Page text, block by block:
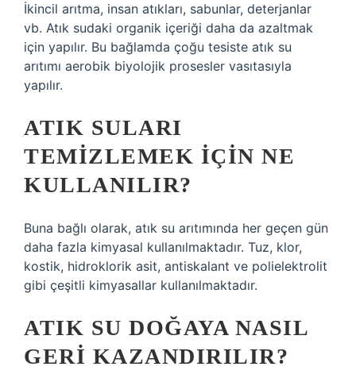
İkincil arıtma, insan atıkları, sabunlar, deterjanlar
vb. Atık sudaki organik içeriği daha da azaltmak
için yapılır. Bu bağlamda çoğu tesiste atık su
arıtımı aerobik biyolojik prosesler vasıtasıyla
yapılır.
ATIK SULARI
TEMIZLEMEK IÇIN NE
KULLANILIR?
Buna bağlı olarak, atık su arıtımında her geçen gün
daha fazla kimyasal kullanılmaktadır. Tuz, klor,
kostik, hidroklorik asit, antiskalant ve polielektrolit
gibi çeşitli kimyasallar kullanılmaktadır.
ATIK SU DOĞAYA NASIL
GERI KAZANDIRILIR?